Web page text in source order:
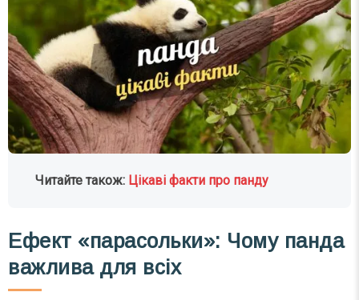
Читайте також: Цікаві факти про панду
Ефект «парасольки»: Чому панда
важлива для всіх